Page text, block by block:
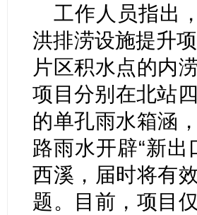
工作人员指出
洪排涝设施提升
片区积水点的内
项目分别在北站
的单孔雨水箱涵
路雨水开辟“新
西溪，届时将有
题。目前，项目